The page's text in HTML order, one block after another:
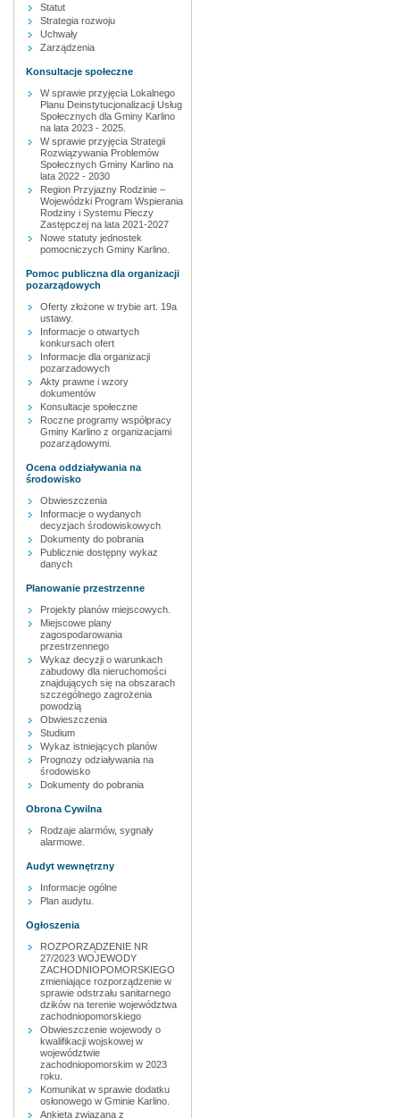
Statut
Strategia rozwoju
Uchwały
Zarządzenia
Konsultacje społeczne
W sprawie przyjęcia Lokalnego
Planu Deinstytucjonalizacji Usług
Społecznych dla Gminy Karlino
na lata 2023 - 2025.
W sprawie przyjęcia Strategii
Rozwiązywania Problemów
Społecznych Gminy Karlino na
lata 2022 - 2030
Region Przyjazny Rodzinie –
Wojewódzki Program Wspierania
Rodziny i Systemu Pieczy
Zastępczej na lata 2021-2027
Nowe statuty jednostek
pomocniczych Gminy Karlino.
Pomoc publiczna dla organizacji
pozarządowych
Oferty złożone w trybie art. 19a
ustawy.
Informacje o otwartych
konkursach ofert
Informacje dla organizacji
pozarzadowych
Akty prawne i wzory
dokumentów
Konsultacje społeczne
Roczne programy współpracy
Gminy Karlino z organizacjami
pozarządowymi.
Ocena oddziaływania na
środowisko
Obwieszczenia
Informacje o wydanych
decyzjach środowiskowych
Dokumenty do pobrania
Publicznie dostępny wykaz
danych
Planowanie przestrzenne
Projekty planów miejscowych.
Miejscowe plany
zagospodarowania
przestrzennego
Wykaz decyzji o warunkach
zabudowy dla nieruchomości
znajdujących się na obszarach
szczególnego zagrożenia
powodzią
Obwieszczenia
Studium
Wykaz istniejących planów
Prognozy odziaływania na
środowisko
Dokumenty do pobrania
Obrona Cywilna
Rodzaje alarmów, sygnały
alarmowe.
Audyt wewnętrzny
Informacje ogólne
Plan audytu.
Ogłoszenia
ROZPORZĄDZENIE NR
27/2023 WOJEWODY
ZACHODNIOPOMORSKIEGO
zmieniające rozporządzenie w
sprawie odstrzału sanitarnego
dzików na terenie województwa
zachodniopomorskiego
Obwieszczenie wojewody o
kwalifikacji wojskowej w
województwie
zachodniopomorskim w 2023
roku.
Komunikat w sprawie dodatku
osłonowego w Gminie Karlino.
Ankieta związana z